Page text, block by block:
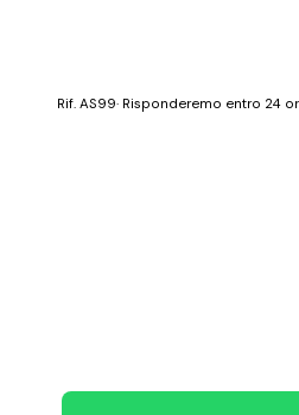
Rif. AS99· Risponderemo entro 24